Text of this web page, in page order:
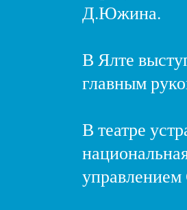
Д.Южина.
В Ялте
главным
В театре
управлением